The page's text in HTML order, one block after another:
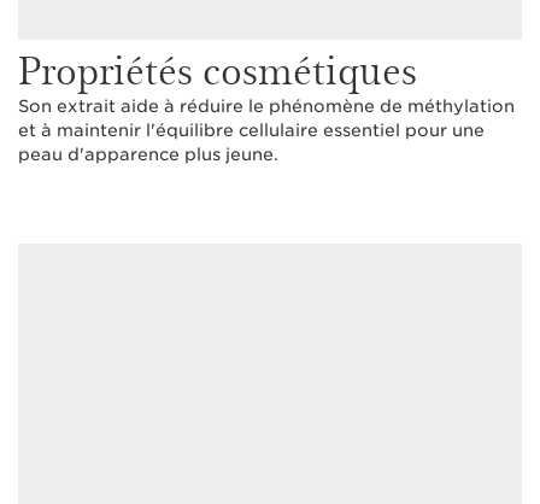
Propriétés cosmétiques
Son extrait aide à réduire le phénomène de méthylation
et à maintenir l'équilibre cellulaire essentiel pour une
peau d'apparence plus jeune.